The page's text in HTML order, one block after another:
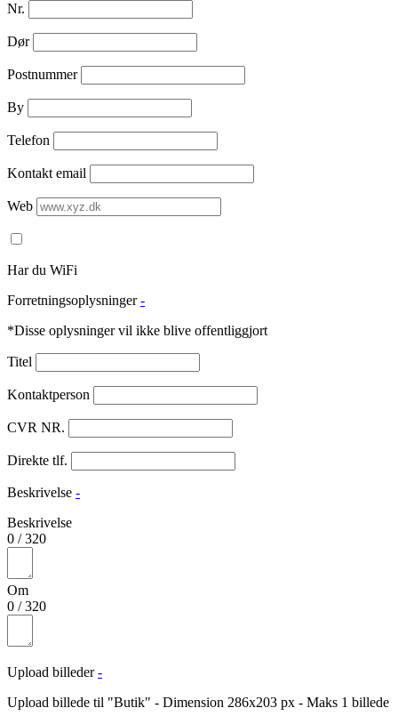
Nr.
Dør
Postnummer
By
Telefon
Kontakt email
Web
Har du WiFi
Forretningsoplysninger -
*Disse oplysninger vil ikke blive offentliggjort
Titel
Kontaktperson
CVR NR.
Direkte tlf.
Beskrivelse -
Beskrivelse
0 /320
Om
0 /320
Upload billeder -
Upload billede til "Butik" - Dimension 286x203 px - Maks 1 billede